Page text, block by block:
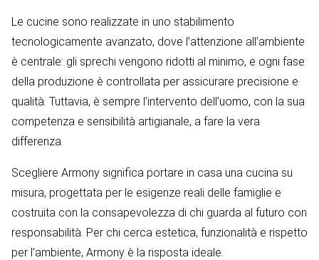
Le cucine sono realizzate in uno stabilimento
tecnologicamente avanzato, dove l’attenzione all’ambiente
è centrale: gli sprechi vengono ridotti al minimo, e ogni fase
della produzione è controllata per assicurare precisione e
qualità. Tuttavia, è sempre l’intervento dell’uomo, con la sua
competenza e sensibilità artigianale, a fare la vera
differenza.
Scegliere Armony significa portare in casa una cucina su
misura, progettata per le esigenze reali delle famiglie e
costruita con la consapevolezza di chi guarda al futuro con
responsabilità. Per chi cerca estetica, funzionalità e rispetto
per l’ambiente, Armony è la risposta ideale.